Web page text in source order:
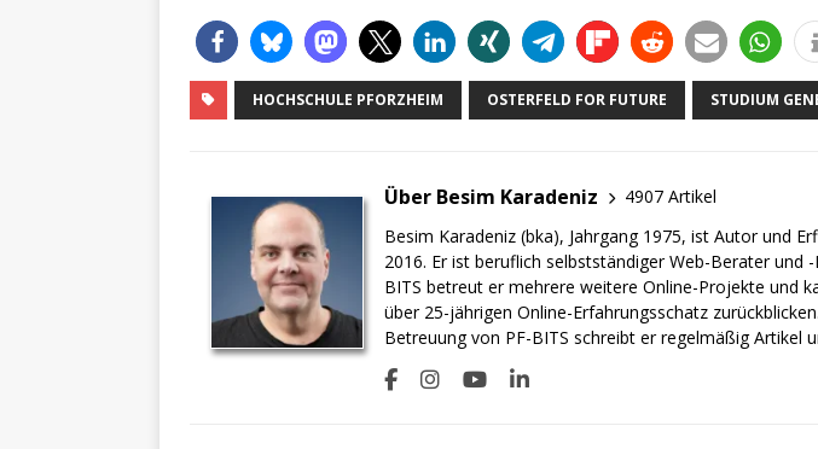
HOCHSCHULE PFORZHEIM OSTERFELD FOR FUTURE STUDIUM
Über Besim Karadeniz
4907 Artikel
Besim Karadeniz (bka), Jahrgang 1975, ist Autor und
2016. Er ist beruflich selbstständiger Web-Berater und
BITS betreut er mehrere weitere Online-Projekte und
über 25-jährigen Online-Erfahrungsschatz
Betreuung von PF-BITS schreibt er regelmäßig Artikel